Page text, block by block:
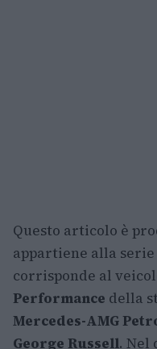
Questo articolo è
appartiene alla serie
corrisponde al
Performance della
Mercedes-AMG
George Russell. Nel